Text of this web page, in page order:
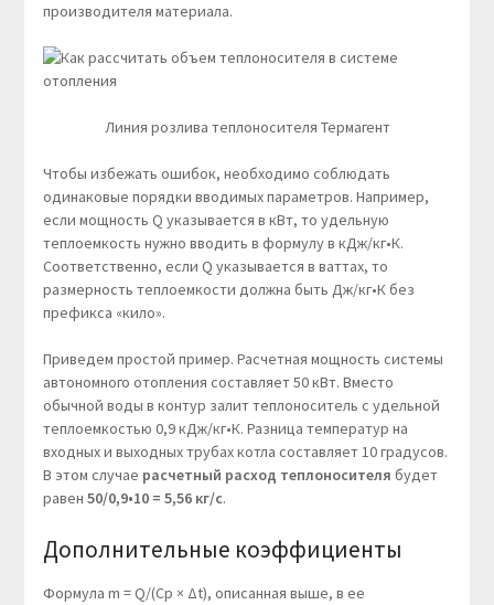
производителя материала.
Линия розлива теплоносителя Термагент
Чтобы избежать ошибок, необходимо соблюдать
одинаковые порядки вводимых параметров. Например,
если мощность Q указывается в кВт, то удельную
теплоемкость нужно вводить в формулу в кДж/кг•К.
Соответственно, если Q указывается в ваттах, то
размерность теплоемкости должна быть Дж/кг•К без
префикса «кило».
Приведем простой пример. Расчетная мощность системы
автономного отопления составляет 50 кВт. Вместо
обычной воды в контур залит теплоноситель с удельной
теплоемкостью 0,9 кДж/кг•К. Разница температур на
входных и выходных трубах котла составляет 10 градусов.
В этом случае расчетный расход теплоносителя будет
равен 50/0,9•10 = 5,56 кг/с.
Дополнительные коэффициенты
Формула m = Q/(Cp × Δt), описанная выше, в ее